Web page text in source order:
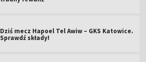
Dziś mecz Hapoel Tel Awiw – GKS Katowice.
Sprawdź składy!